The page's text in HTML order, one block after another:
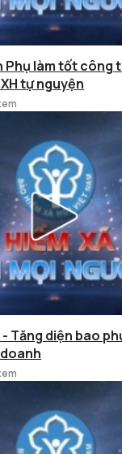
Phụ làm tốt
tự nguyện
Tăng diện bao